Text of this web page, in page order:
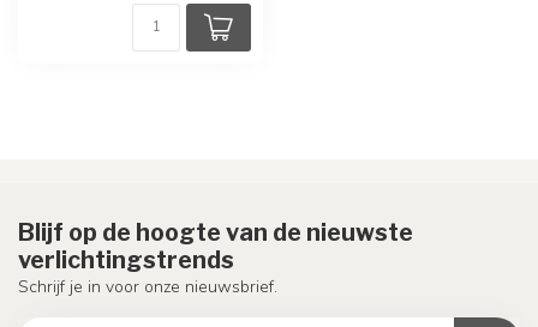
Blijf op de hoogte van de nieuwste
verlichtingstrends
Schrijf je in voor onze nieuwsbrief.